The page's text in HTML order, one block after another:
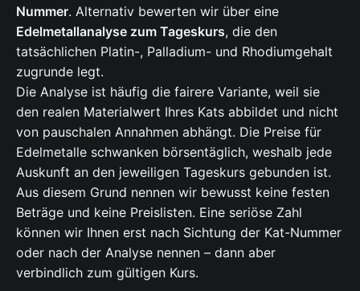
Nummer. Alternativ bewerten wir über eine
Edelmetallanalyse zum Tageskurs, die den
tatsächlichen Platin-, Palladium- und Rhodiumgehalt
zugrunde legt.
Die Analyse ist häufig die fairere Variante, weil sie
den realen Materialwert Ihres Kats abbildet und nicht
von pauschalen Annahmen abhängt. Die Preise für
Edelmetalle schwanken börsentäglich, weshalb jede
Auskunft an den jeweiligen Tageskurs gebunden ist.
Aus diesem Grund nennen wir bewusst keine festen
Beträge und keine Preislisten. Eine seriöse Zahl
können wir Ihnen erst nach Sichtung der Kat-Nummer
oder nach der Analyse nennen – dann aber
verbindlich zum gültigen Kurs.